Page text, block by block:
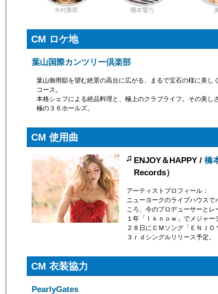
CM ロケ地
葉山国際カンツリー倶楽部
葉山御用邸を望む絶景の高台に広がる、まるで宝石の様に美し
コース。
本格シェフによる絶品料理と、極上のクラブライフ。その美し
極の３６ホールズ。
CM 使用曲
ENJOY＆HAPPY / 橋
Records）
アーティストプロフィール：
ニューヨークのライブハウス
ころ、今のプロデューサーと
１年「Ｉｋｎｏｗ」でメジャ
２８日にＣＭソング「ＥＮＪ
３ｒｄシングルリリース予定。
CM 衣装協力
PearlyGates